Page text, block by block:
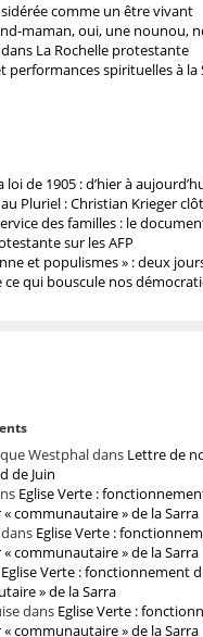
comme un être vivant
maman, oui, une nounou,
La Rochelle protestante
performances spirituelles à la
loi de 1905 : d’hier à
Pluriel : Christian Krieger
des familles : le
sur les AFP
et populismes » : deux
qui bouscule nos
Westphaldans Lettre de
de Juin
Eglise Verte :
communautaire » de la Sarra
Eglise Verte :
communautaire » de la Sarra
Eglise Verte : fonctionnement
» de la Sarra
dans Eglise Verte :
communautaire » de la Sarra